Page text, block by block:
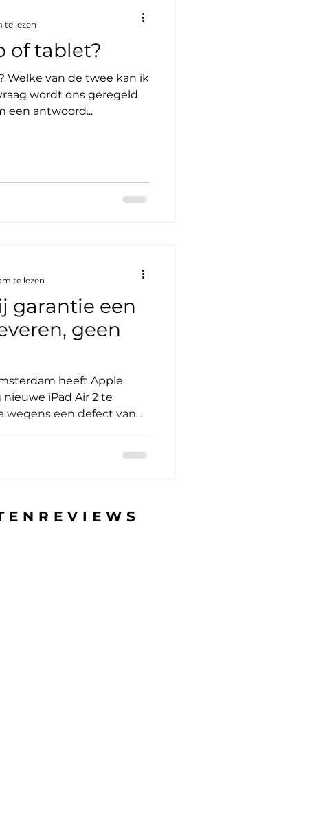
of tablet?
Welke van de twee kan ik
wordt ons geregeld
een antwoord...
te lezen
garantie een
geen
heeft Apple
iPad Air 2 te
wegens een defect van...
te lezen